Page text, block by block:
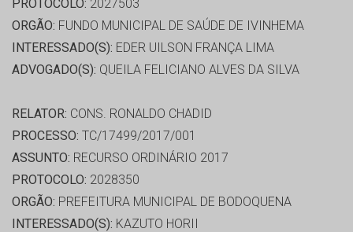
PROTOCOLO: 2027503
ORGÃO: FUNDO MUNICIPAL DE SAÚDE DE IVINHEMA
INTERESSADO(S): EDER UILSON FRANÇA LIMA
ADVOGADO(S): QUEILA FELICIANO ALVES DA SILVA
RELATOR: CONS. RONALDO CHADID
PROCESSO: TC/17499/2017/001
ASSUNTO: RECURSO ORDINÁRIO 2017
PROTOCOLO: 2028350
ORGÃO: PREFEITURA MUNICIPAL DE BODOQUENA
INTERESSADO(S): KAZUTO HORII